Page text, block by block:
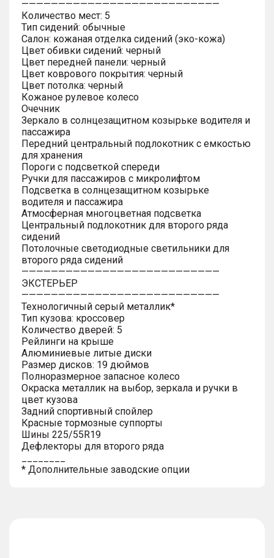
———————————————————————————
Количество мест: 5
Тип сидений: обычные
Салон: кожаная отделка сидений (эко-кожа)
Цвет обивки сидений: черный
Цвет передней панели: черный
Цвет коврового покрытия: черный
Цвет потолка: черный
Кожаное рулевое колесо
Очечник
Зеркало в солнцезащитном козырьке водителя и
пассажира
Передний центральный подлокотник с емкостью
для хранения
Пороги с подсветкой спереди
Ручки для пассажиров с микролифтом
Подсветка в солнцезащитном козырьке
водителя и пассажира
Атмосферная многоцветная подсветка
Центральный подлокотник для второго ряда
сидений
Потолочные светодиодные светильники для
второго ряда сидений
———————————————————————————
ЭКСТЕРЬЕР
———————————————————————————
Технологичный серый металлик*
Тип кузова: кроссовер
Количество дверей: 5
Рейлинги на крыше
Алюминиевые литые диски
Размер дисков: 19 дюймов
Полноразмерное запасное колесо
Окраска металлик на выбор, зеркала и ручки в
цвет кузова
Задний спортивный спойлер
Красные тормозные суппорты
Шины 225/55R19
Дефлекторы для второго ряда
* Дополнительные заводские опции